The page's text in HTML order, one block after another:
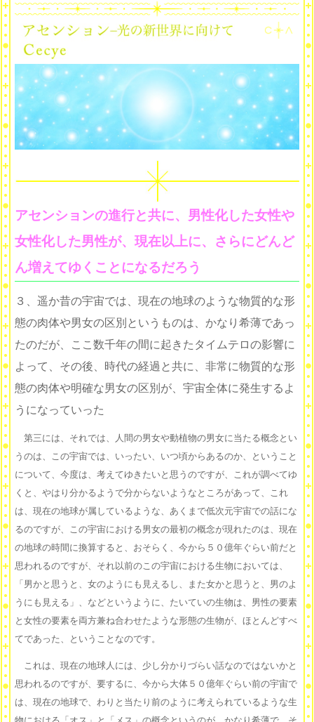
アセンションの進行と共に、男性化した女性や
女性化した男性が、現在以上に、さらにどんど
ん増えてゆくことになるだろう
３、遥か昔の宇宙では、現在の地球のような物質的な形
態の肉体や男女の区別というものは、かなり希薄であっ
たのだが、ここ数千年の間に起きたタイムテロの影響に
よって、その後、時代の経過と共に、非常に物質的な形
態の肉体や明確な男女の区別が、宇宙全体に発生するよ
うになっていった
第三には、それでは、人間の男女や動植物の男女に当たる概念とい
うのは、この宇宙では、いったい、いつ頃からあるのか、ということ
について、今度は、考えてゆきたいと思うのですが、これが調べてゆ
くと、やはり分かるようで分からないようなところがあって、これ
は、現在の地球が属しているような、あくまで低次元宇宙での話にな
るのですが、この宇宙における男女の最初の概念が現れたのは、現在
の地球の時間に換算すると、おそらく、今から５０億年ぐらい前だと
思われるのですが、それ以前のこの宇宙における生物においては、
「男かと思うと、女のようにも見えるし、また女かと思うと、男のよ
うにも見える」、などというように、たいていの生物は、男性の要素
と女性の要素を両方兼ね合わせたような形態の生物が、ほとんどすべ
てであった、ということなのです。
これは、現在の地球人には、少し分かりづらい話なのではないかと
思われるのですが、要するに、今から大体５０億年ぐらい前の宇宙で
は、現在の地球で、わりと当たり前のように考えられているような生